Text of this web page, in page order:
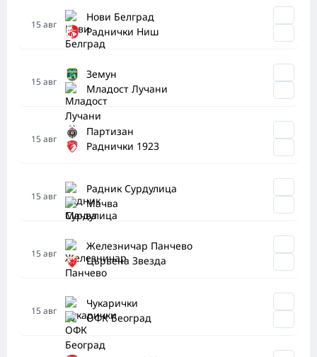
15авг
Нови Белград
Раднички Ниш
15авг
Земун
Младост Лучани
15авг
Партизан
Раднички 1923
15авг
Радник Сурдулица
Мачва
15авг
Железничар Панчево
Цървена Звезда
15авг
Чукарички
ОФК Београд